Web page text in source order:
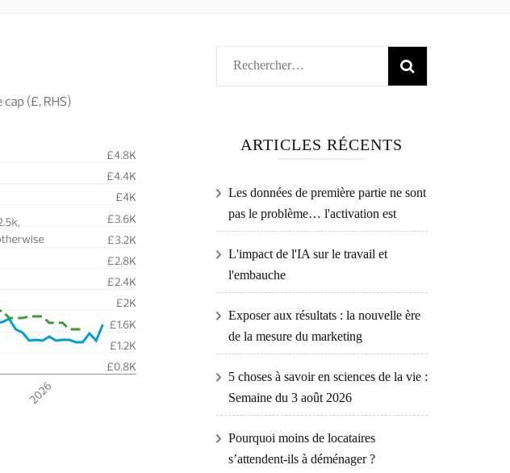
Rechercher :
ARTICLES RÉCENTS
Les données de première partie ne sont
pas le problème… l'activation est
L'impact de l'IA sur le travail et
l'embauche
Exposer aux résultats : la nouvelle ère
de la mesure du marketing
5 choses à savoir en sciences de la vie :
Semaine du 3 août 2026
Pourquoi moins de locataires
s’attendent-ils à déménager ?